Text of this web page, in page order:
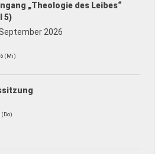
„Theologie des Leibes“
5)
2026
(Mi)
(Do)